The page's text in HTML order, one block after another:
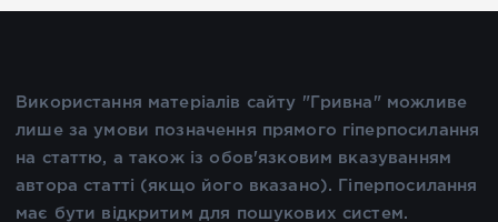
Використання матеріалів сайту "Гривна" можливе
лише за умови позначення прямого гіперпосилання
на статтю, а також із обов'язковим вказуванням
автора статті (якщо його вказано). Гіперпосилання
має бути відкритим для пошукових систем.